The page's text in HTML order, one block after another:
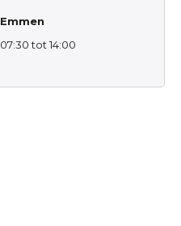
Emmen
07:30 tot 14:00